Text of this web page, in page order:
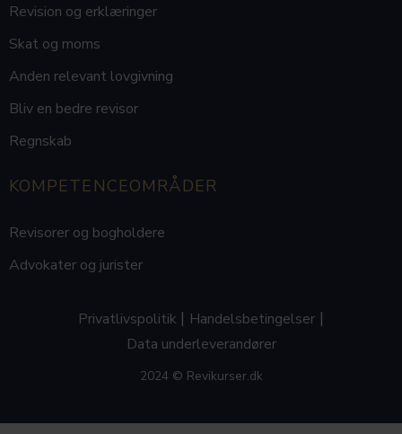
Revision og erklæringer
Skat og moms
Anden relevant lovgivning
Bliv en bedre revisor
Regnskab
KOMPETENCEOMRÅDER
Revisorer og bogholdere
Advokater og jurister
Privatlivspolitik | Handelsbetingelser |
Data underleverandører
2024 © Revikurser.dk